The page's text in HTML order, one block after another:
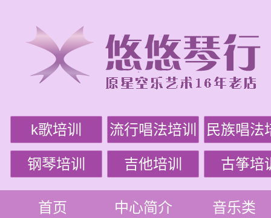
k歌培训 流行唱法培训 民族唱法
钢琴培训 吉他培训 古筝培
首页 中心简介 音乐类